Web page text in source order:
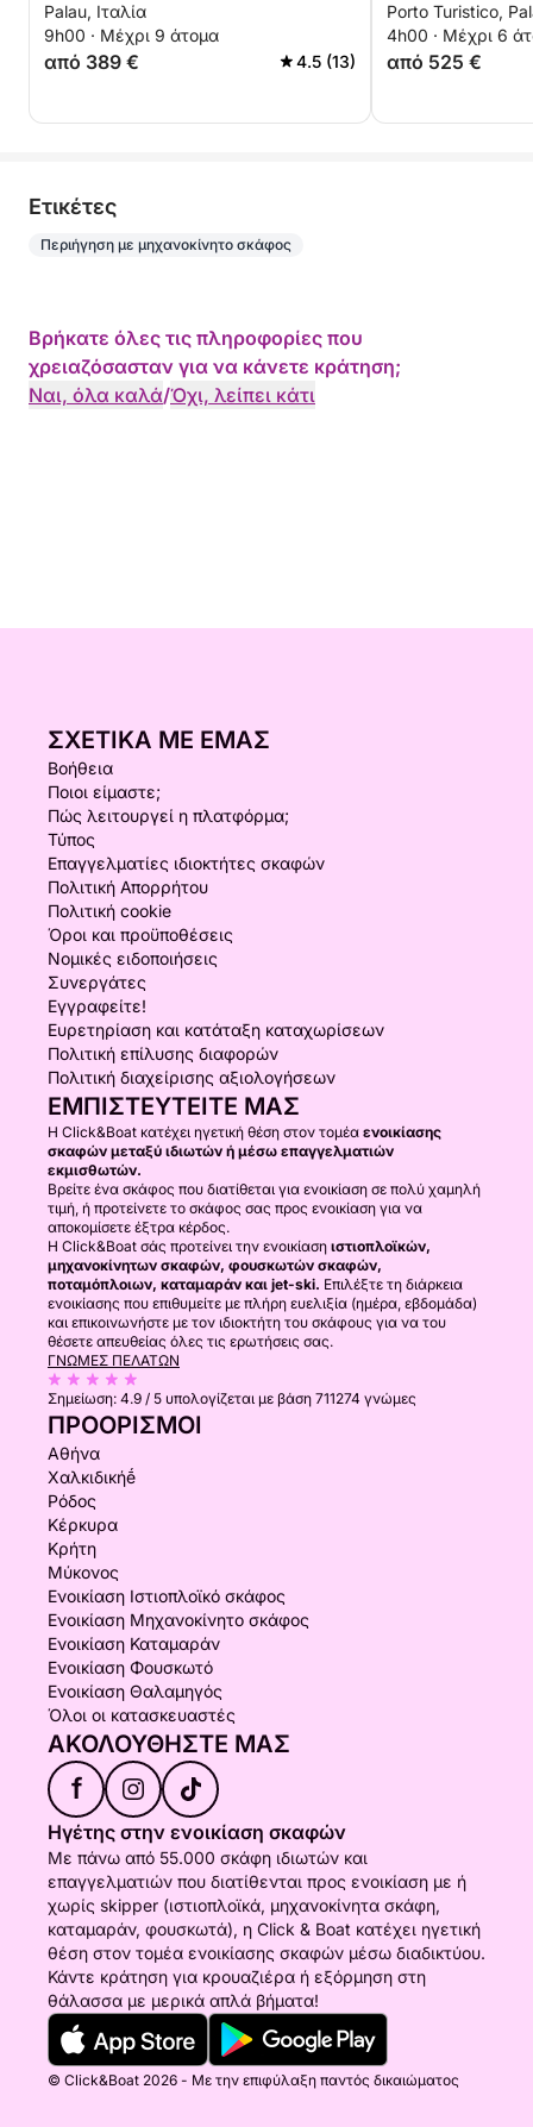
ιστιοπλοΐας με ιστιοπλοϊκό
σκάφος
Palau, Ιταλία
9h00 · Μέχρι 9 άτομα
από 389 € 4.5 (13)
οδηγό (μισή
Porto Turistico,
4h00 · Μέχρι 6
από 525 €
Eτικέτες
Περιήγηση με μηχανοκίνητο σκάφος
Βρήκατε όλες τις πληροφορίες που
χρειαζόσασταν για να κάνετε κράτηση;
Ναι, όλα καλά/Όχι, λείπει κάτι
ΣΧΕΤΙΚΆ ΜΕ ΕΜΆΣ
Βοήθεια
Ποιοι είμαστε;
Πώς λειτουργεί η πλατφόρμα;
Τύπος
Επαγγελματίες ιδιοκτήτες σκαφών
Πολιτική Απορρήτου
Πολιτική cookie
Όροι και προϋποθέσεις
Νομικές ειδοποιήσεις
Συνεργάτες
Εγγραφείτε!
Ευρετηρίαση και κατάταξη καταχωρίσεων
Πολιτική επίλυσης διαφορών
Πολιτική διαχείρισης αξιολογήσεων
ΕΜΠΙΣΤΕΥΤΕΊΤΕ ΜΑΣ
Η Click&Boat κατέχει ηγετική θέση στον τομέα ενοικίασης
σκαφών μεταξύ ιδιωτών ή μέσω επαγγελματιών
εκμισθωτών.
Βρείτε ένα σκάφος που διατίθεται για ενοικίαση σε πολύ χαμηλή
τιμή, ή προτείνετε το σκάφος σας προς ενοικίαση για να
αποκομίσετε έξτρα κέρδος.
Η Click&Boat σάς προτείνει την ενοικίαση ιστιοπλοϊκών,
μηχανοκίνητων σκαφών, φουσκωτών σκαφών,
ποταμόπλοιων, καταμαράν και jet-ski. Επιλέξτε τη διάρκεια
ενοικίασης που επιθυμείτε με πλήρη ευελιξία (ημέρα, εβδομάδα)
και επικοινωνήστε με τον ιδιοκτήτη του σκάφους για να του
θέσετε απευθείας όλες τις ερωτήσεις σας.
ΓΝΏΜΕΣ ΠΕΛΑΤΏΝ
Σημείωση: 4.9 / 5 υπολογίζεται με βάση 711274 γνώμες
ΠΡΟΟΡΙΣΜΟΊ
Αθήνα
Χαλκιδικήḗ
Ρόδος
Κέρκυρα
Κρήτη
Μύκονος
Ενοικίαση Ιστιοπλοϊκό σκάφος
Ενοικίαση Μηχανοκίνητο σκάφος
Ενοικίαση Καταμαράν
Ενοικίαση Φουσκωτό
Ενοικίαση Θαλαμηγός
Όλοι οι κατασκευαστές
ΑΚΟΛΟΥΘΉΣΤΕ ΜΑΣ
f
Ηγέτης στην ενοικίαση σκαφών
Με πάνω από 55.000 σκάφη ιδιωτών και
επαγγελματιών που διατίθενται προς ενοικίαση με ή
χωρίς skipper (ιστιοπλοϊκά, μηχανοκίνητα σκάφη,
καταμαράν, φουσκωτά), η Click & Boat κατέχει ηγετική
θέση στον τομέα ενοικίασης σκαφών μέσω διαδικτύου.
Κάντε κράτηση για κρουαζιέρα ή εξόρμηση στη
θάλασσα με μερικά απλά βήματα!
© Click&Boat 2026 - Με την επιφύλαξη παντός δικαιώματος